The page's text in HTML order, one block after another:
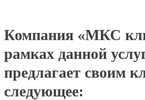
Компания «МКС
рамках данной
предлагает своим
следующее: